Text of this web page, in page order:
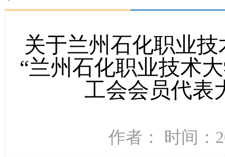
关于兰州石化职业
“兰州石化职业技术
工会会员代表
作者： 时间：